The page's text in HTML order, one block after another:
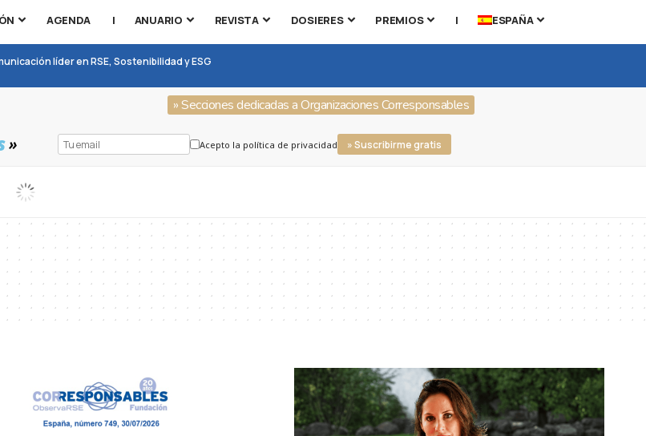
AGENDA | ANUARIO REVISTA DOSIERES PREMIOS | ESPAÑA
líder en RSE, Sostenibilidad y ESG
» Secciones dedicadas a Organizaciones Corresponsables
» Acepto la política de privacidad » Suscribirme gratis